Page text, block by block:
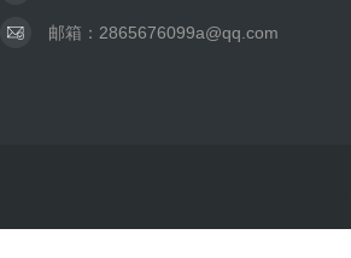
邮箱：2865676099a@qq.com